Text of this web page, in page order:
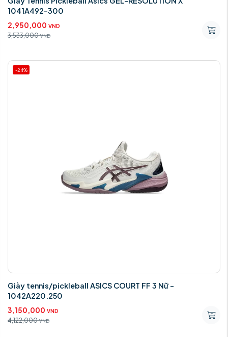
1041A492-300
2,950,000 VND
3,533,000 VND
-24%
Giày tennis/pickleball ASICS COURT FF 3 Nữ -
1042A220.250
3,150,000 VND
4,122,000 VND